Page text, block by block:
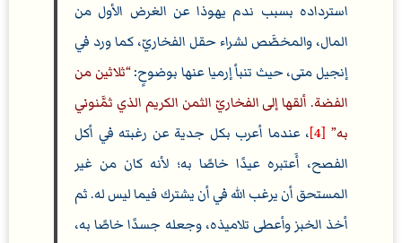
استرداده بسبب ندم يهوذا عن الغرض الأول من
المال، والمخصَّص لشراء حقل الفخاريّ، كما ورد في
إنجيل متى، حيث تنبأ إرميا عنها بوضوحٍ: ثلاثين من
الفضة. ألقها إلى الفخاريّ الثمن الكريم الذي ثمَّنوني
به [4]
، عندما أعرب بكل جدية عن رغبته في أكل
الفصح، أَعتبره عيدًا خاصًا به؛ لأنه كان من غير
المستحق أن يرغب الله في أن يشترك فيما ليس له. ثم
أخذ الخبز وأعطى تلاميذه، وجعله جسدًا خاصًا به،